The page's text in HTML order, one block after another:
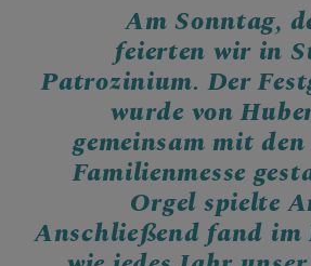
Am Sonntag,
feierten wir in
Patrozinium. Der
wurde von
gemeinsam mit
Familienmesse
Orgel spielte
Anschließend fand